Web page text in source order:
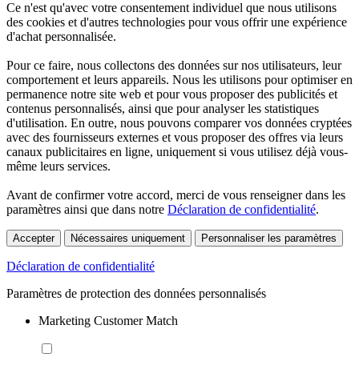
Ce n'est qu'avec votre consentement individuel que nous utilisons
des cookies et d'autres technologies pour vous offrir une expérience
d'achat personnalisée.
Pour ce faire, nous collectons des données sur nos utilisateurs, leur
comportement et leurs appareils. Nous les utilisons pour optimiser en
permanence notre site web et pour vous proposer des publicités et
contenus personnalisés, ainsi que pour analyser les statistiques
d'utilisation. En outre, nous pouvons comparer vos données cryptées
avec des fournisseurs externes et vous proposer des offres via leurs
canaux publicitaires en ligne, uniquement si vous utilisez déjà vous-
même leurs services.
Avant de confirmer votre accord, merci de vous renseigner dans les
paramètres ainsi que dans notre Déclaration de confidentialité.
Accepter Nécessaires uniquement Personnaliser les paramètres
Déclaration de confidentialité
Paramètres de protection des données personnalisés
Marketing Customer Match